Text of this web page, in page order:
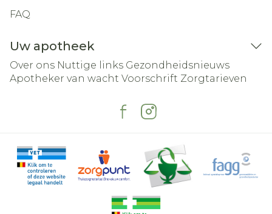
FAQ
Uw apotheek
Over ons Nuttige links Gezondheidsnieuws
Apotheker van wacht Voorschrift Zorgtarieven